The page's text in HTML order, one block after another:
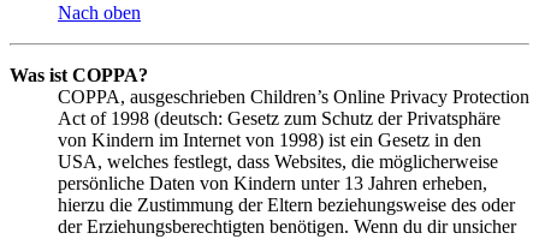
Nach oben
Was ist COPPA?
COPPA, ausgeschrieben Children’s Online Privacy Protection
Act of 1998 (deutsch: Gesetz zum Schutz der Privatsphäre
von Kindern im Internet von 1998) ist ein Gesetz in den
USA, welches festlegt, dass Websites, die möglicherweise
persönliche Daten von Kindern unter 13 Jahren erheben,
hierzu die Zustimmung der Eltern beziehungsweise des oder
der Erziehungsberechtigten benötigen. Wenn du dir unsicher